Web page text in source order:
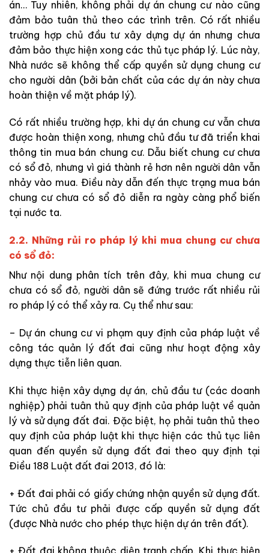
án… Tuy nhiên, không phải dự án chung cư nào cũng
đảm bảo tuân thủ theo các trình trên. Có rất nhiều
trường hợp chủ đầu tư xây dựng dự án nhưng chưa
đảm bảo thực hiện xong các thủ tục pháp lý. Lúc này,
Nhà nước sẽ không thể cấp quyền sử dụng chung cư
cho người dân (bởi bản chất của các dự án này chưa
hoàn thiện về mặt pháp lý).
Có rất nhiều trường hợp, khi dự án chung cư vẫn chưa
được hoàn thiện xong, nhưng chủ đầu tư đã triển khai
thông tin mua bán chung cư. Dẫu biết chung cư chưa
có sổ đỏ, nhưng vì giá thành rẻ hơn nên người dân vẫn
nhảy vào mua. Điều này dẫn đến thực trạng mua bán
chung cư chưa có sổ đỏ diễn ra ngày càng phổ biến
tại nước ta.
2.2. Những rủi ro pháp lý khi mua chung cư chưa
có sổ đỏ:
Như nội dung phân tích trên đây, khi mua chung cư
chưa có sổ đỏ, người dân sẽ đứng trước rất nhiều rủi
ro pháp lý có thể xảy ra. Cụ thể như sau:
– Dự án chung cư vi phạm quy định của pháp luật về
công tác quản lý đất đai cũng như hoạt động xây
dựng thực tiễn liên quan.
Khi thực hiện xây dựng dự án, chủ đầu tư (các doanh
nghiệp) phải tuân thủ quy định của pháp luật về quản
lý và sử dụng đất đai. Đặc biệt, họ phải tuân thủ theo
quy định của pháp luật khi thực hiện các thủ tục liên
quan đến quyền sử dụng đất đai theo quy định tại
Điều 188 Luật đất đai 2013, đó là:
+ Đất đai phải có giấy chứng nhận quyền sử dụng đất.
Tức chủ đầu tư phải được cấp quyền sử dụng đất
(được Nhà nước cho phép thực hiện dự án trên đất).